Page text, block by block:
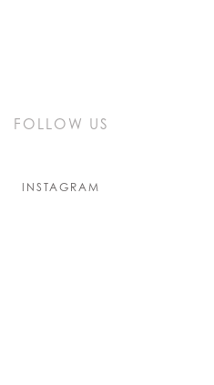
FOLLOW US
INSTAGRAM